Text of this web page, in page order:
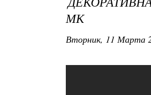
МК
Вторник, 11 Марта